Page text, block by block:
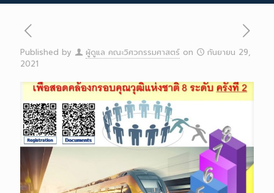
Published by ผู้ดูแล คณะวิศวกรรมศาสตร์ on
กันยายน 29,
2021